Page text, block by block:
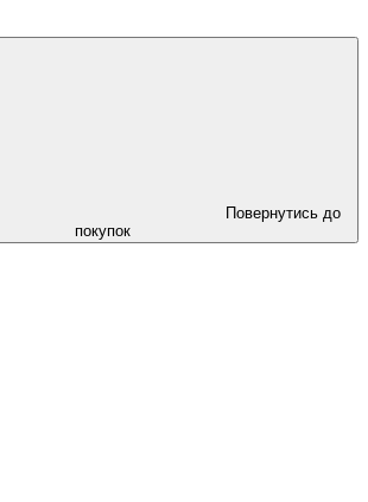
Повернутись до
покупок